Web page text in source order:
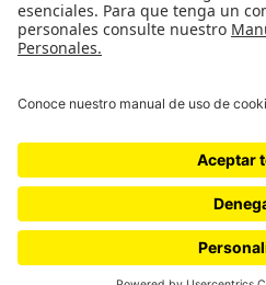
Ediciones especiales
SÍGUENOS
¿Quieres escribir en 070?